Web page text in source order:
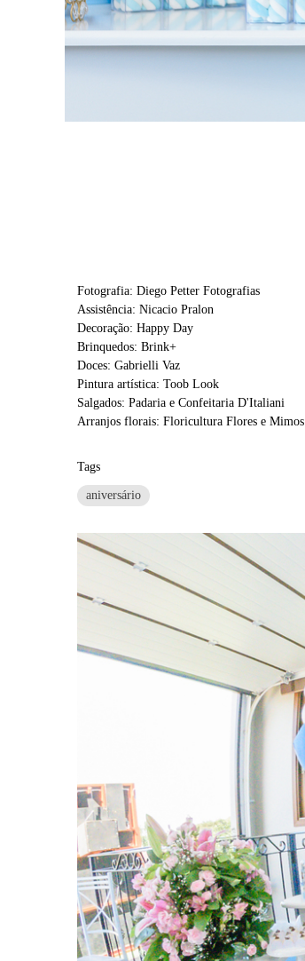
Fotografia: Diego Petter Fotografias
Assistência: Nicacio Pralon
Decoração: Happy Day
Brinquedos: Brink+
Doces: Gabrielli Vaz
Pintura artística: Toob Look
Salgados: Padaria e Confeitaria D'Italiani
Arranjos florais: Floricultura Flores e Mimos
Tags
aniversário